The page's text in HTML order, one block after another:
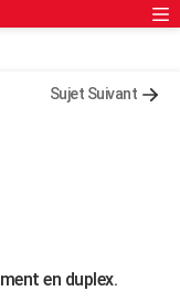
Sujet Suivant
en duplex.